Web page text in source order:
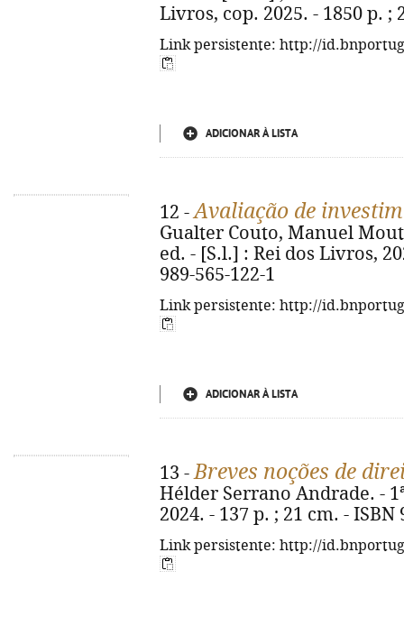
Livros, cop. 2025. - 1850 p. ;
Link persistente: http://
ADICIONAR À LISTA
12 -Avaliação de
Gualter Couto, Manuel
ed. - [S.l.] : Rei dos Livros,
989-565-122-1
Link persistente: http://
ADICIONAR À LISTA
13 -Breves noções de
Hélder Serrano Andrade. -
2024. - 137 p. ; 21 cm. - ISBN
Link persistente: http://